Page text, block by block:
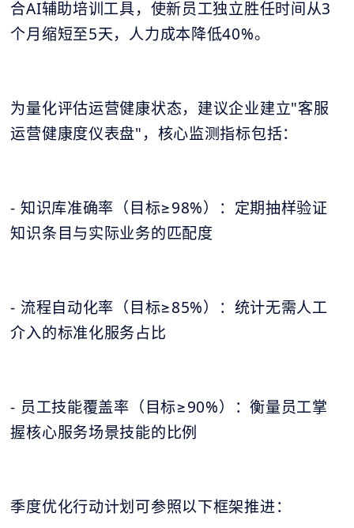
合AI辅助培训工具，使新员工独立胜任时间从3
个月缩短至5天，人力成本降低40%。
为量化评估运营健康状态，建议企业建立"客服
运营健康度仪表盘"，核心监测指标包括：
- 知识库准确率（目标≥98%）：定期抽样验证
知识条目与实际业务的匹配度
- 流程自动化率（目标≥85%）：统计无需人工
介入的标准化服务占比
- 员工技能覆盖率（目标≥90%）：衡量员工掌
握核心服务场景技能的比例
季度优化行动计划可参照以下框架推进：